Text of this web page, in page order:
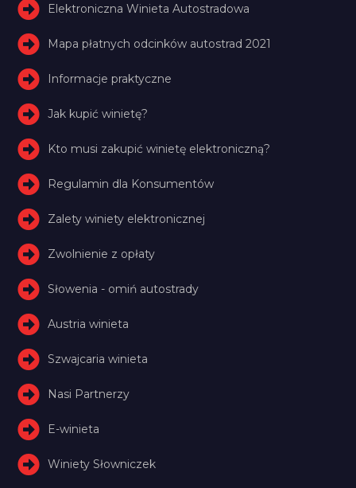
Elektroniczna Winieta Autostradowa
Mapa płatnych odcinków autostrad 2021
Informacje praktyczne
Jak kupić winietę?
Kto musi zakupić winietę elektroniczną?
Regulamin dla Konsumentów
Zalety winiety elektronicznej
Zwolnienie z opłaty
Słowenia - omiń autostrady
Austria winieta
Szwajcaria winieta
Nasi Partnerzy
E-winieta
Winiety Słowniczek